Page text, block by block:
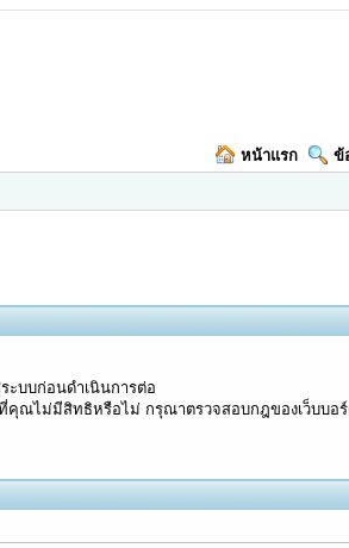
หน้าแรก ข้
ะบบก่อนดำเนินการต่อ
ไม่มีสิทธิหรือไม่ กรุณาตรวจสอบกฎของเว็บบอร์